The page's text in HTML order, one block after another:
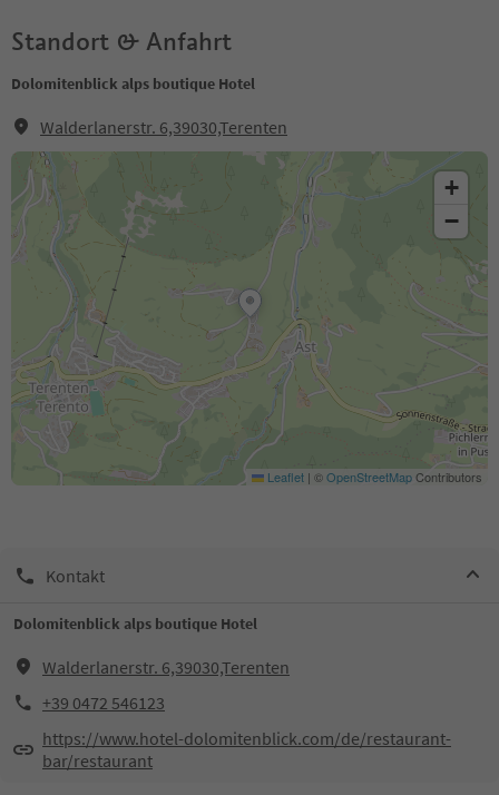
Standort & Anfahrt
Dolomitenblick alps boutique Hotel
Walderlanerstr. 6,39030,Terenten
+
−
Leaflet | ©OpenStreetMapContributors
Kontakt
Dolomitenblick alps boutique Hotel
Walderlanerstr. 6,39030,Terenten
+39 0472 546123
https://www.hotel-dolomitenblick.com/de/restaurant-
bar/restaurant